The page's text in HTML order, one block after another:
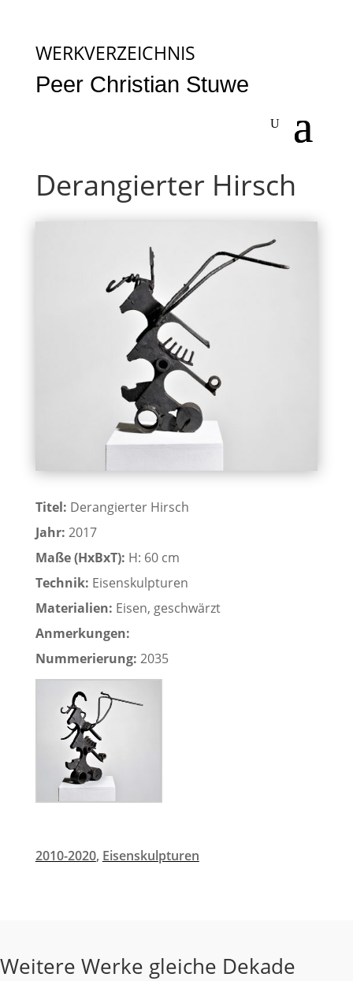
WERKVERZEICHNIS
Peer Christian Stuwe
Derangierter Hirsch
Titel: Derangierter Hirsch
Jahr: 2017
Maße (HxBxT): H: 60 cm
Technik: Eisenskulpturen
Materialien: Eisen, geschwärzt
Anmerkungen:
Nummerierung: 2035
2010-2020, Eisenskulpturen
Weitere Werke gleiche Dekade